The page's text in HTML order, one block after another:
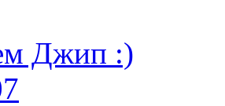
Джип :)